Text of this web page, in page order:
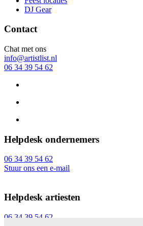
DJ Gear
Contact
Chat met ons
info@artistlist.nl
06 34 39 54 62
Helpdesk ondernemers
06 34 39 54 62
Stuur ons een e-mail
Helpdesk artiesten
06 34 39 54 62